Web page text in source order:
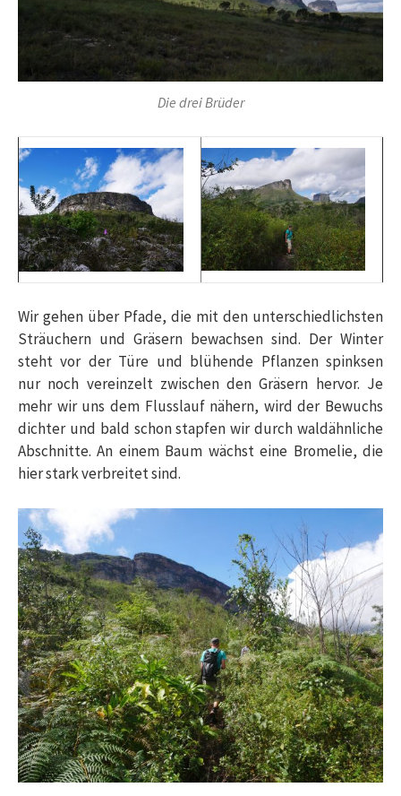
Die drei Brüder
Wir gehen über Pfade, die mit den unterschiedlichsten
Sträuchern und Gräsern bewachsen sind. Der Winter
steht vor der Türe und blühende Pflanzen spinksen
nur noch vereinzelt zwischen den Gräsern hervor. Je
mehr wir uns dem Flusslauf nähern, wird der Bewuchs
dichter und bald schon stapfen wir durch waldähnliche
Abschnitte. An einem Baum wächst eine Bromelie, die
hier stark verbreitet sind.